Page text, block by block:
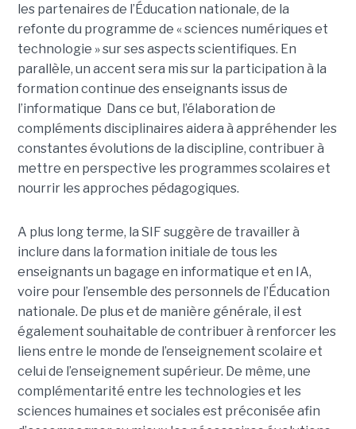
les partenaires de l’Éducation nationale, de la
refonte du programme de « sciences numériques et
technologie » sur ses aspects scientifiques. En
parallèle, un accent sera mis sur la participation à la
formation continue des enseignants issus de
l’informatique Dans ce but, l’élaboration de
compléments disciplinaires aidera à appréhender les
constantes évolutions de la discipline, contribuer à
mettre en perspective les programmes scolaires et
nourrir les approches pédagogiques.
A plus long terme, la SIF suggère de travailler à
inclure dans la formation initiale de tous les
enseignants un bagage en informatique et en IA,
voire pour l’ensemble des personnels de l’Éducation
nationale. De plus et de manière générale, il est
également souhaitable de contribuer à renforcer les
liens entre le monde de l’enseignement scolaire et
celui de l’enseignement supérieur. De même, une
complémentarité entre les technologies et les
sciences humaines et sociales est préconisée afin